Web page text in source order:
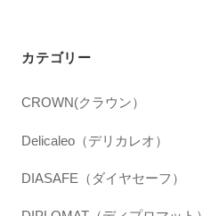
カテゴリー
CROWN(クラウン）
Delicaleo（デリカレオ）
DIASAFE（ダイヤセーフ）